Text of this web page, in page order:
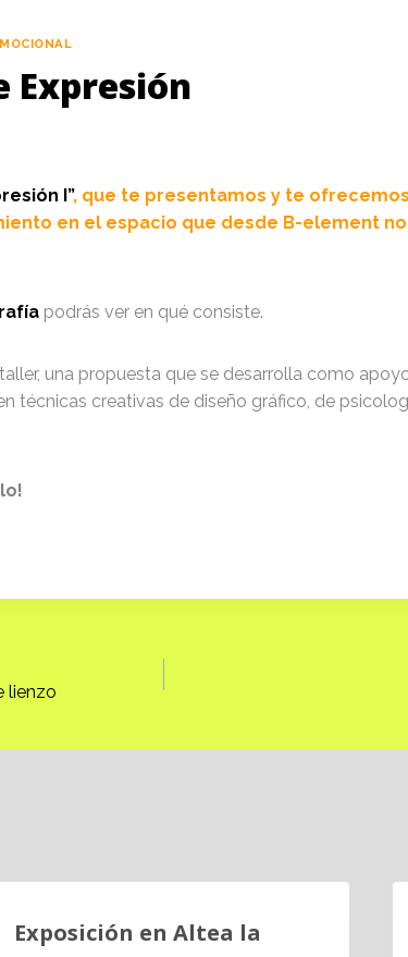
Expresión
I”, que te presentamos y te
en el espacio que desde B-element
podrás ver en qué consiste.
una propuesta que se desarrolla como
técnicas creativas de diseño gráfico, de
lienzo
Exposición en Altea la